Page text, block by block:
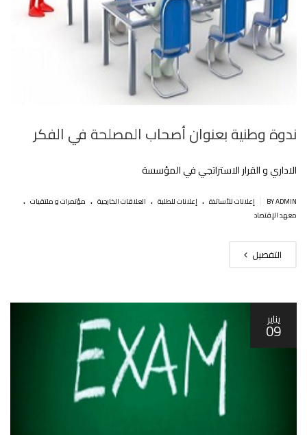
ندوة وطنية بعنوان أصحاب المصلحة في الفكر
الاداري و القرار الاستراتجي في المؤسسة
BY ADMIN إعلانات للأساتذة . إعلانات للطلبة . العلاقات الخارجية . مؤتمرات و ملتقيات .
معهد الإقتصاد
التفصيل
يناير
09